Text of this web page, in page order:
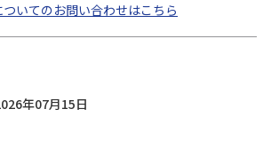
ついてのお問い合わせはこちら
年07月15日